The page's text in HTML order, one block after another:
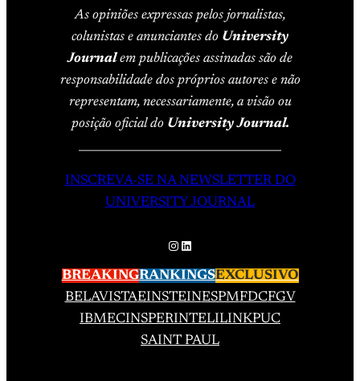
As opiniões expressas pelos jornalistas,
colunistas e anunciantes do University
Journalem publicações assinadas são de
responsabilidade dos próprios autores e não
representam, necessariamente, a visão ou
posição oficial do University Journal.
INSCREVA-SE NA NEWSLETTER DO
UNIVERSITY JOURNAL
Instagram
LinkedIn
BREAKINGRANKINGSEXCLUSIVO
BELAVISTAEINSTEINESPMFDCFGV
IBMECINSPERINTELILINKPUC
SAINT PAUL